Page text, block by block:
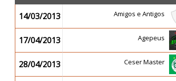
14/03/2013
Amigos e Antigos
17/04/2013 Agepeus
28/04/2013 Ceser Master